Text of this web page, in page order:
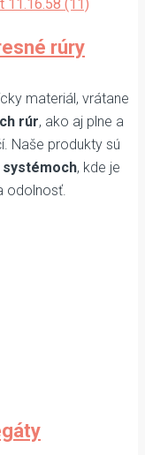
rúry
materiál, vrátane
rúr, ako aj plne a
Naše produkty sú
systémoch, kde je
odolnosť.